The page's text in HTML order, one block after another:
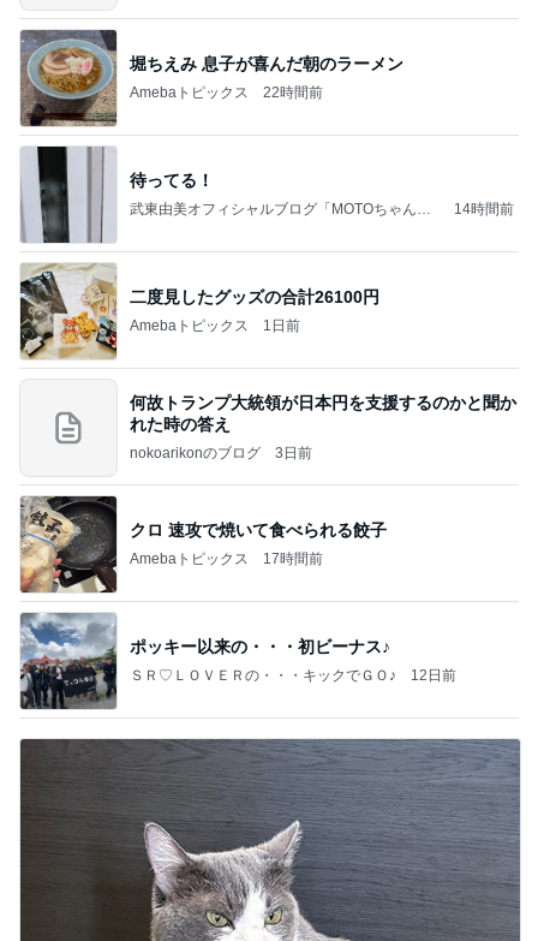
堀ちえみ 息子が喜んだ朝のラーメン
Amebaトピックス 22時間前
待ってる！
武東由美オフィシャルブログ「MOTOちゃんと
14時間前
二度見したグッズの合計26100円
Amebaトピックス 1日前
何故トランプ大統領が日本円を支援するのかと聞か
れた時の答え
nokoarikonのブログ 3日前
クロ 速攻で焼いて食べられる餃子
Amebaトピックス 17時間前
ポッキー以来の・・・初ビーナス♪
ＳＲ♡ＬＯＶＥＲの・・・キックでＧＯ♪ 12日前